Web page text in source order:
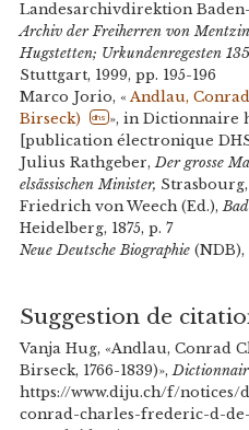
Landesarchivdirektion
Archiv der Freiherren von
Hugstetten; Urkundenregesten
Stuttgart, 1999, pp. 195-196
Marco Jorio, « Andlau,
Birseck)
dhs », in Dictionnaire
[publication électronique
Julius Rathgeber,Der grosse
elsässischen Minister, Strasbourg,
Friedrich von Weech (Ed.),
Heidelberg, 1875, p. 7
Neue Deutsche Biographie (NDB),
Suggestion de
Vanja Hug, «Andlau, Conrad
Birseck, 1766-1839)»,
https://www.diju.ch/f/notices/
conrad-charles-frederic-d-de-